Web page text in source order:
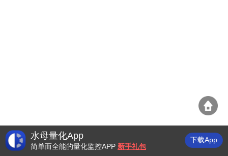
水母量化App
简单而全能的量化监控APP 新手礼包
下载App